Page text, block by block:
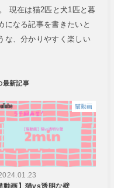
現在は猫2匹と犬1匹と暮
になる記事を書きたいと
な、分かりやすく楽しい
猫動画